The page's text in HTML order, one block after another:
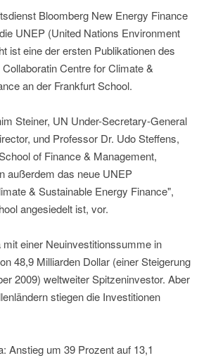
Bloomberg New Energy Finance
UNEP (United Nations Environment
ist eine der ersten Publikationen des
Centre for Climate &
an der Frankfurt School.
Steiner, UN Under-Secretary-General
und Professor Dr. Udo Steffens,
of Finance & Management,
außerdem das neue UNEP
& Sustainable Energy Finance",
angesiedelt ist, vor.
einer Neuinvestitionssumme in
48,9 Milliarden Dollar (einer Steigerung
2009) weltweiter Spitzeninvestor. Aber
stiegen die Investitionen
Anstieg um 39 Prozent auf 13,1